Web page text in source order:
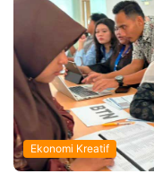
Ekonomi Kreatif